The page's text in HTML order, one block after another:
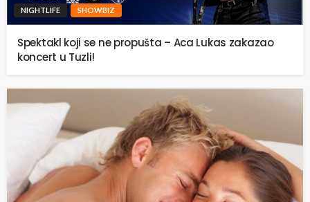
NIGHTLIFE SHOWBIZ
Spektakl koji se ne propušta – Aca Lukas zakazao
koncert u Tuzli!